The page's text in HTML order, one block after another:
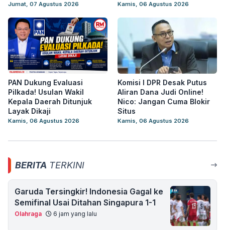
Jumat, 07 Agustus 2026 Kamis, 06 Agustus 2026
PAN Dukung Evaluasi
Pilkada! Usulan Wakil
Kepala Daerah Ditunjuk
Layak Dikaji
Kamis, 06 Agustus 2026
Komisi I DPR Desak Putus
Aliran Dana Judi Online!
Nico: Jangan Cuma Blokir
Situs
Kamis, 06 Agustus 2026
BERITA TERKINI
Garuda Tersingkir! Indonesia Gagal ke
Semifinal Usai Ditahan Singapura 1-1
Olahraga 6 jam yang lalu